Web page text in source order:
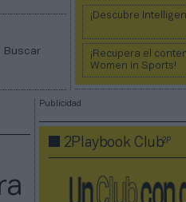
Buscar
¡Descubre
¡Recupera el
Women in Sports!
Publicidad
2Playbook Club2P